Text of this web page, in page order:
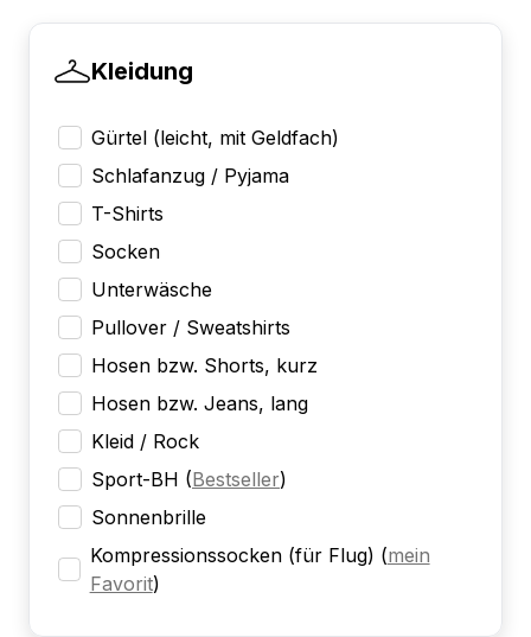
Kleidung
Gürtel (leicht, mit Geldfach)
Schlafanzug / Pyjama
T-Shirts
Socken
Unterwäsche
Pullover / Sweatshirts
Hosen bzw. Shorts, kurz
Hosen bzw. Jeans, lang
Kleid / Rock
Sport-BH (Bestseller)
Sonnenbrille
Kompressionssocken (für Flug) (mein
Favorit)